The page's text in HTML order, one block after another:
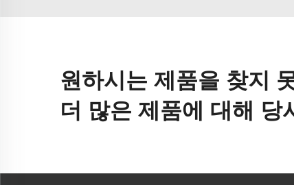
원하시는 제품을 찾지
더 많은 제품에 대해 당